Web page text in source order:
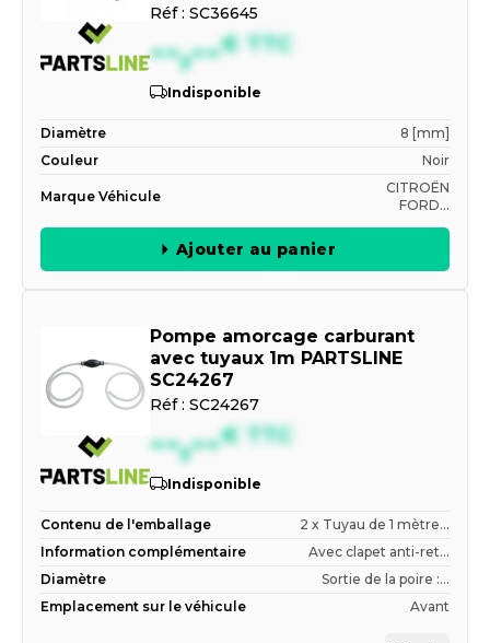
Réf : SC36645
--,--€ TTC
Indisponible
Diamètre
8 [mm]
Couleur
Noir
Marque Véhicule
CITROËN
FORD...
Ajouter au panier
Pompe amorcage carburant
avec tuyaux 1m PARTSLINE
SC24267
Réf : SC24267
--,--€ TTC
Indisponible
Contenu de l'emballage
2 x Tuyau de 1 mètre...
Information complémentaire
Avec clapet anti-ret...
Diamètre
Sortie de la poire :...
Emplacement sur le véhicule
Avant